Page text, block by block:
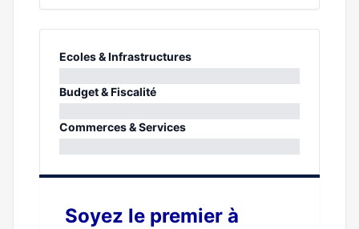
Ecoles & Infrastructures
0%
Budget & Fiscalité
0%
Commerces & Services
Soyez le premier à